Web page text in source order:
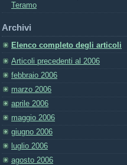
Teramo
Archivi
Elenco completo degli articoli
Articoli precedenti al 2006
febbraio 2006
marzo 2006
aprile 2006
maggio 2006
giugno 2006
luglio 2006
agosto 2006